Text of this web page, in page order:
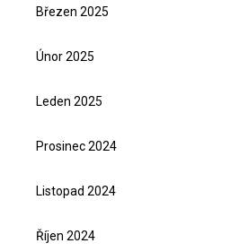
Březen 2025
Únor 2025
Leden 2025
Prosinec 2024
Listopad 2024
Říjen 2024